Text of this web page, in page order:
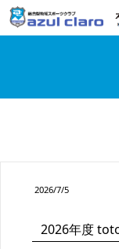
2026/7/5
2026年度